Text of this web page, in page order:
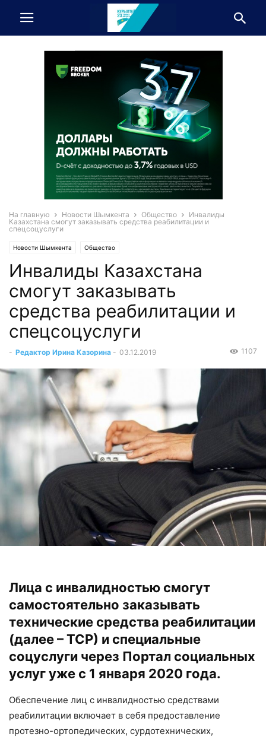
На главную Новости Шымкента Общество
Инвалиды
Казахстана смогут заказывать средства реабилитации и
спецсоцуслуги
Новости Шымкента Общество
Инвалиды Казахстана
смогут заказывать
средства реабилитации и
спецсоцуслуги
- Редактор Ирина Казорина - 03.12.2019 1107
Лица с инвалидностью смогут
самостоятельно заказывать
технические средства реабилитации
(далее – ТСР) и специальные
соцуслуги через Портал социальных
услуг уже с 1 января 2020 года.
Обеспечение лиц с инвалидностью средствами
реабилитации включает в себя предоставление
протезно-ортопедических, сурдотехнических,